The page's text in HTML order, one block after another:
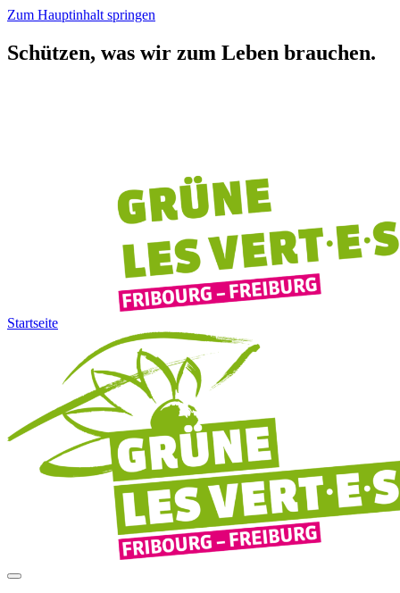
Zum Hauptinhalt springen
Schützen, was wir zum Leben brauchen.
Startseite